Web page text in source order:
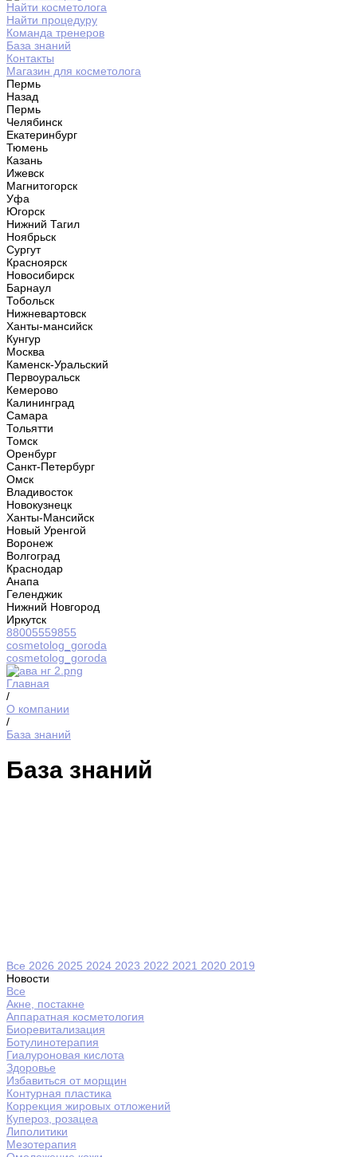
Найти косметолога
Найти процедуру
Команда тренеров
База знаний
Контакты
Магазин для косметолога
Пермь
Назад
Пермь
Челябинск
Екатеринбург
Тюмень
Казань
Ижевск
Магнитогорск
Уфа
Югорск
Нижний Тагил
Ноябрьск
Сургут
Красноярск
Новосибирск
Барнаул
Тобольск
Нижневартовск
Ханты-мансийск
Кунгур
Москва
Каменск-Уральский
Первоуральск
Кемерово
Калининград
Самара
Тольятти
Томск
Оренбург
Санкт-Петербург
Омск
Владивосток
Новокузнецк
Ханты-Мансийск
Новый Уренгой
Воронеж
Волгоград
Краснодар
Анапа
Геленджик
Нижний Новгород
Иркутск
88005559855
cosmetolog_goroda
cosmetolog_goroda
Главная
/
О компании
/
База знаний
База знаний
Все 2026 2025 2024 2023 2022 2021 2020 2019
Новости
Все
Акне, постакне
Аппаратная косметология
Биоревитализация
Ботулинотерапия
Гиалуроновая кислота
Здоровье
Избавиться от морщин
Контурная пластика
Коррекция жировых отложений
Купероз, розацеа
Липолитики
Мезотерапия